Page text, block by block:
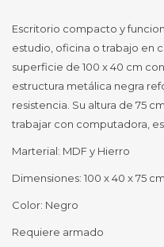
Escritorio compacto y
estudio, oficina o trabajo en
superficie de 100 x 40 cm
estructura metálica negra
resistencia. Su altura de 75
trabajar con computadora,
Marterial: MDF y Hierro
Dimensiones: 100 x 40 x 75 cm
Color: Negro
Requiere armado